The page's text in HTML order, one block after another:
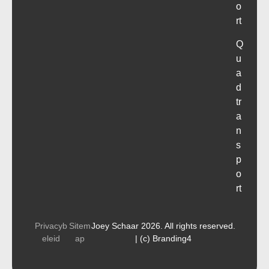
o
rt
Q
u
a
d
tr
a
n
s
p
o
rt
Joey Schaar 2026. All rights reserved.
| (c) Branding4
Privacyb
eleid
Sitem
ap